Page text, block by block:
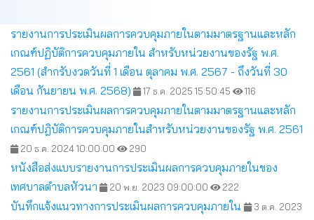
รายงานการประเมินผลการควบคุมภายในตามมาตรฐานและหลัก
เกณฑ์ปฏิบัติการควบคุมภายใน สำหรับหน่วยงานของรัฐ พ.ศ.
2561 (สำกรับงวดวันที่ 1 เดือน ตุลาคม พ.ศ. 2567 - ถึงวันที่ 30
เดือน กันยายน พ.ศ. 2568)
17 ธ.ค. 2025 15:50:45 116
รายงานการประเมินผลการควบคุมภายในตามมาตรฐานและหลัก
เกณฑ์ปฎิบัติการควบคุมภายในสำหรับหน่วยงานของรัฐ พ.ศ. 2561
20 ธ.ค. 2024 10:00:00 290
หนังสือส่งแบบรายงานการประเมินผลการควบคุมภายในของ
เทศบาลตำบลหัวนา
20 พ.ย. 2023 09:00:00 222
บันทึกแจ้งแนวทางการประเมินผลการควบคุมภายใน
3 ต.ค. 2023